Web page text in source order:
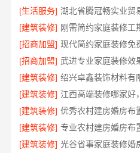
[生活服务]
[建筑装修]
[招商加盟]
[招商加盟]
[建筑装修]
[建筑装修]
[建筑装修]
[建筑装修]
[建筑装修]